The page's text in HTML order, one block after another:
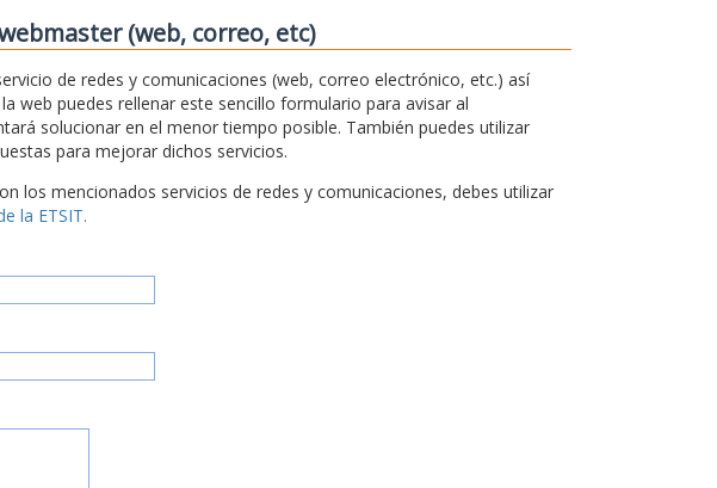
(web, correo, etc)
de redes y comunicaciones (web, correo electrónico, etc.) así
web puedes rellenar este sencillo formulario para avisar al
solucionar en el menor tiempo posible. También puedes utilizar
para mejorar dichos servicios.
los mencionados servicios de redes y comunicaciones, debes utilizar
la ETSIT.